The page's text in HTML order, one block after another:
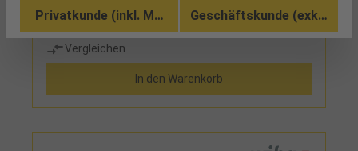
kontrollierten Verschrauben bei vorgegebenem
Drehmoment, stufenlos mittels Einstellwerkzeug
einstellbar, gut ablesbare Skala im Fenster, deutlich
hör- und fühlbares Auslösemoment, ergonomischer
MehrkomponentengriffLieferumfang: 1
Drehmoment-Schraubendreher TorqueVario®-S
0,8-5,0 Nm 1 Bit-Universalhalterklinge, Länge 162
mm 1 Einstellwerkzeug Torque-Setter 10 Bits 1/4":
- 9IP - 10IP - 15IP im Metallkasten
Vergleichen
In den Warenkorb
Privatkunde (inkl. MwSt.) Geschäftskunde (exkl.